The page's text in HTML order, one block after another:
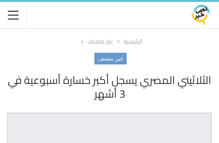
الرئيسية غير مصنف
غير مصنف
الثلاثيني المصري يسجل أكبر خسارة أسبوعية في
3 أشهر